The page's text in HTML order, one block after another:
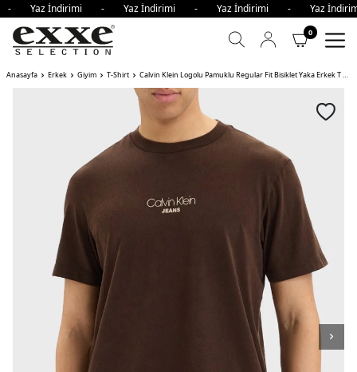
Yaz İndirimi - Yaz İndirimi - Yaz İndirimi - Yaz
0
Anasayfa Erkek Giyim T-Shirt Calvin Klein Logolu Pamuklu Regular Fit Bisiklet Yaka Erkek T Shirt